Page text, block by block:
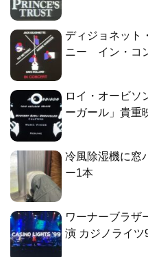
ディジョネット
ニー イン・コ
ロイ・オービソ
ーガール」貴重
冷風除湿機に窓
ー1本
ワーナーブラザ
演 カジノライツ